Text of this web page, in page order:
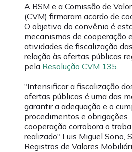
A BSM e a Comissão de
(CVM) firmaram acordo de
O objetivo do convênio é
mecanismos de cooperação
atividades de fiscalização
relação às ofertas públicas
pela Resolução CVM 135
"Intensificar a fiscalização
ofertas públicas é uma das
garantir a adequação e o
procedimentos e obrigações.
cooperação corrobora o
realizado" Luis Miguel Sono,
Registros de Valores